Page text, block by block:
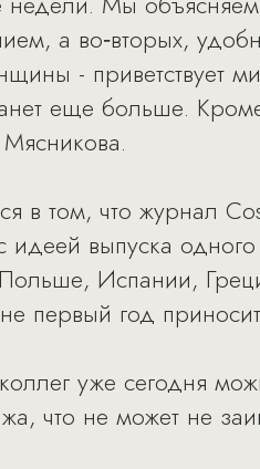
а во‑вторых,
- приветствует
еще больше.
в том, что журнал
идеей выпуска
Испании,
первый год
уже сегодня
что не может не